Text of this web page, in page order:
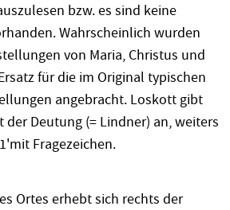
bzw. es sind keine
Wahrscheinlich wurden
von Maria, Christus und
für die im Original typischen
angebracht. Loskott gibt
der Deutung (= Lindner) an, weiters
Fragezeichen.
Ortes erhebt sich rechts der